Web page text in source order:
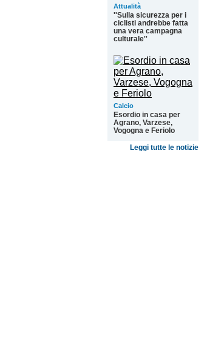
Attualità
''Sulla sicurezza per i
ciclisti andrebbe fatta
una vera campagna
culturale''
Calcio
Esordio in casa per
Agrano, Varzese,
Vogogna e Feriolo
Leggi tutte le notizie